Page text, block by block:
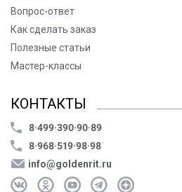
Вопрос-ответ
Как сделать заказ
Полезные статьи
Мастер-классы
КОНТАКТЫ
8·499·390·90·89
8·968·519·98·98
info@goldenrit.ru